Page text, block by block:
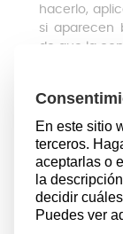
hacerlo,
si aparecen
de que la
la llama
Tanto para la
del propio
una
limpiar la